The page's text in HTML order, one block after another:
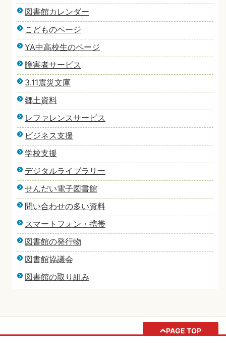
図書館カレンダー
こどものページ
YA中高校生のページ
障害者サービス
3.11震災文庫
郷土資料
レファレンスサービス
ビジネス支援
学校支援
デジタルライブラリー
せんだい電子図書館
問い合わせの多い資料
スマートフォン・携帯
図書館の発行物
図書館協議会
図書館の取り組み
PAGE TOP